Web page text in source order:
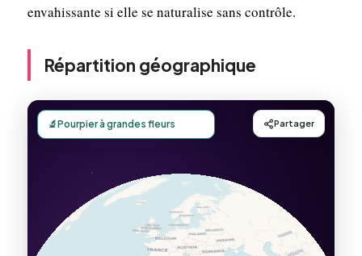
envahissante si elle se naturalise sans contrôle.
Répartition géographique